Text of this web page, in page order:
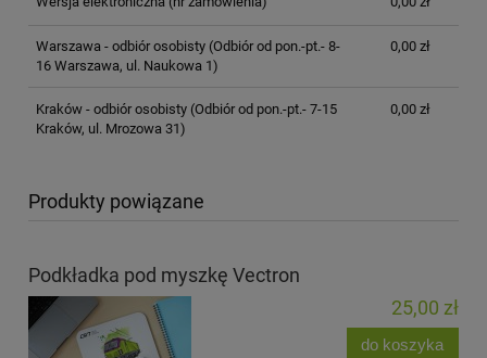
Warszawa - odbiór osobisty(Odbiór od pon.-pt.- 8-
16 Warszawa, ul. Naukowa 1)
0,00 zł
Kraków - odbiór osobisty(Odbiór od pon.-pt.- 7-15
Kraków, ul. Mrozowa 31)
0,00 zł
Produkty powiązane
Podkładka pod myszkę Vectron
25,00 zł
do koszyka